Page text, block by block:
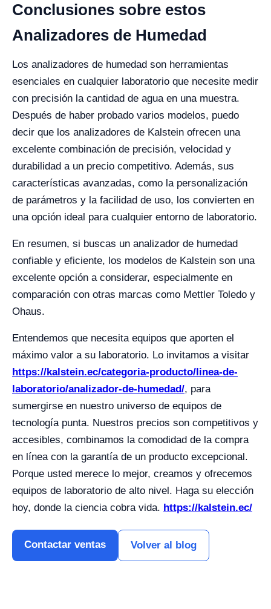
Conclusiones sobre estos
Analizadores de Humedad
Los analizadores de humedad son herramientas
esenciales en cualquier laboratorio que necesite medir
con precisión la cantidad de agua en una muestra.
Después de haber probado varios modelos, puedo
decir que los analizadores de Kalstein ofrecen una
excelente combinación de precisión, velocidad y
durabilidad a un precio competitivo. Además, sus
características avanzadas, como la personalización
de parámetros y la facilidad de uso, los convierten en
una opción ideal para cualquier entorno de laboratorio.
En resumen, si buscas un analizador de humedad
confiable y eficiente, los modelos de Kalstein son una
excelente opción a considerar, especialmente en
comparación con otras marcas como Mettler Toledo y
Ohaus.
Entendemos que necesita equipos que aporten el
máximo valor a su laboratorio. Lo invitamos a visitar
https://kalstein.ec/categoria-producto/linea-de-
laboratorio/analizador-de-humedad/, para
sumergirse en nuestro universo de equipos de
tecnología punta. Nuestros precios son competitivos y
accesibles, combinamos la comodidad de la compra
en línea con la garantía de un producto excepcional.
Porque usted merece lo mejor, creamos y ofrecemos
equipos de laboratorio de alto nivel. Haga su elección
hoy, donde la ciencia cobra vida. https://kalstein.ec/
Contactar ventas Volver al blog